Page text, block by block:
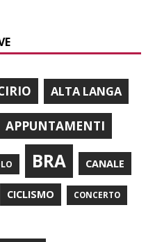
ALTA LANGA
APPUNTAMENTI
BRA CANALE
CICLISMO CONCERTO